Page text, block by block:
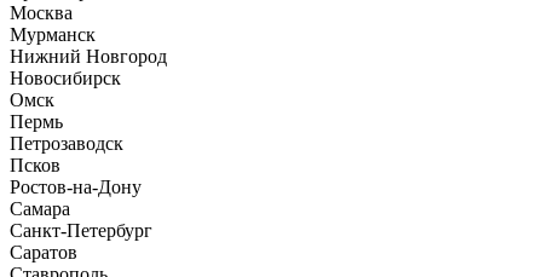
Москва
Мурманск
Нижний Новгород
Новосибирск
Омск
Пермь
Петрозаводск
Псков
Ростов-на-Дону
Самара
Санкт-Петербург
Саратов